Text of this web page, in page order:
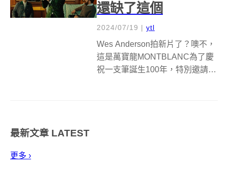
還缺了這個
2024/07/19 | ytl
Wes Anderson拍新片了？噢不，
這是萬寶龍MONTBLANC為了慶
祝一支筆誕生100年，特別邀請這
最新文章 LATEST
更多 ›